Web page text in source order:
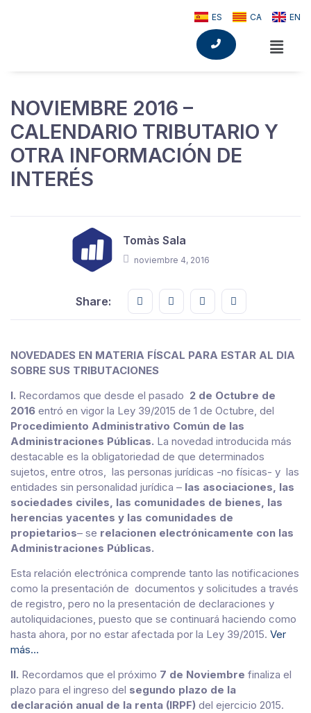
ES CA EN
NOVIEMBRE 2016 –
CALENDARIO TRIBUTARIO Y
OTRA INFORMACIÓN DE
INTERÉS
Tomàs Sala
noviembre 4, 2016
Share: Share this on FaceBook
Share this on Twitter
Share this on GMail
Share this on
NOVEDADES EN MATERIA FÍSCAL PARA ESTAR AL DIA
SOBRE SUS TRIBUTACIONES
I. Recordamos que desde el pasado 2 de Octubre de
2016 entró en vigor la Ley 39/2015 de 1 de Octubre, del
Procedimiento Administrativo Común de las
Administraciones Públicas. La novedad introducida más
destacable es la obligatoriedad de que determinados
sujetos, entre otros, las personas jurídicas -no físicas- y las
entidades sin personalidad jurídica – las asociaciones, las
sociedades civiles, las comunidades de bienes, las
herencias yacentes y las comunidades de
propietarios– se relacionen electrónicamente con las
Administraciones Públicas.
Esta relación electrónica comprende tanto las notificaciones
como la presentación de documentos y solicitudes a través
de registro, pero no la presentación de declaraciones y
autoliquidaciones, puesto que se continuará haciendo como
hasta ahora, por no estar afectada por la Ley 39/2015. Ver
más…
II. Recordamos que el próximo 7 de Noviembre finaliza el
plazo para el ingreso del segundo plazo de la
declaración anual de la renta (IRPF) del ejercicio 2015.